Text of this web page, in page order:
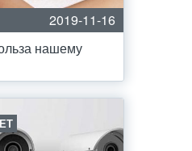
2019-11-16
нашему